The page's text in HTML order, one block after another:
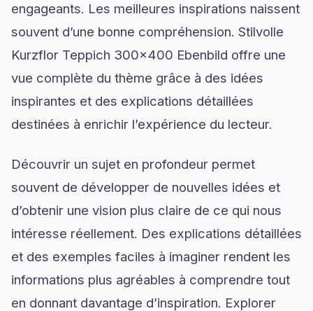
engageants. Les meilleures inspirations naissent
souvent d’une bonne compréhension. Stilvolle
Kurzflor Teppich 300x400 Ebenbild offre une
vue complète du thème grâce à des idées
inspirantes et des explications détaillées
destinées à enrichir l’expérience du lecteur.
Découvrir un sujet en profondeur permet
souvent de développer de nouvelles idées et
d’obtenir une vision plus claire de ce qui nous
intéresse réellement. Des explications détaillées
et des exemples faciles à imaginer rendent les
informations plus agréables à comprendre tout
en donnant davantage d’inspiration. Explorer